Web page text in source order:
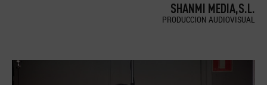
SHANMI MEDIA,S.L.
PRODUCCION AUDIOVISUAL